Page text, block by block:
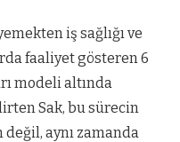
iş sağlığı ve
faaliyet gösteren 6
modeli altında
Sak, bu sürecin
aynı zamanda